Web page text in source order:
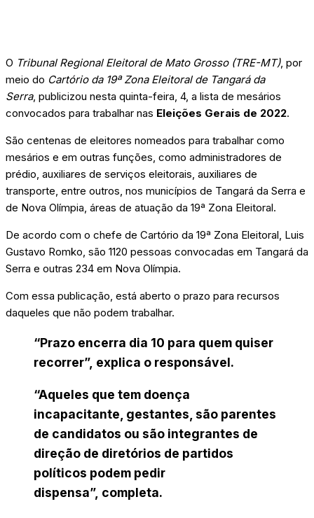
O Tribunal Regional Eleitoral de Mato Grosso (TRE-MT), por
meio do Cartório da 19ª Zona Eleitoral de Tangará da
Serra, publicizou nesta quinta-feira, 4, a lista de mesários
convocados para trabalhar nas Eleições Gerais de 2022.
São centenas de eleitores nomeados para trabalhar como
mesários e em outras funções, como administradores de
prédio, auxiliares de serviços eleitorais, auxiliares de
transporte, entre outros, nos municípios de Tangará da Serra e
de Nova Olímpia, áreas de atuação da 19ª Zona Eleitoral.
De acordo com o chefe de Cartório da 19ª Zona Eleitoral, Luis
Gustavo Romko, são 1120 pessoas convocadas em Tangará da
Serra e outras 234 em Nova Olímpia.
Com essa publicação, está aberto o prazo para recursos
daqueles que não podem trabalhar.
“Prazo encerra dia 10 para quem quiser
recorrer”, explica o responsável.
“Aqueles que tem doença
incapacitante, gestantes, são parentes
de candidatos ou são integrantes de
direção de diretórios de partidos
políticos podem pedir
dispensa”, completa.